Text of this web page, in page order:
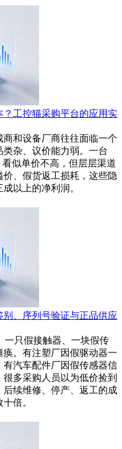
工控猫采购平台的应用实
和设备厂商往往面临一个
杂、议价能力弱。一台
似单价不高，但层层渠道
、假货返工损耗，这些隐
以上的净利润。
、序列号验证与正品供应
一只假接触器、一块假传
。有注塑厂因假驱动器一
汽车配件厂因假传感器信
多采购人员以为低价捡到
续维修、停产、返工的成
倍。